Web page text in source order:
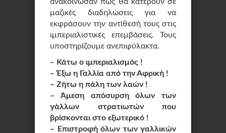
μαζικές διαδηλώσεις για να
εκφράσουν την αντίθεσή τους στις
ιμπεριαλιστικές επεμβάσεις. Τους
υποστηρίζουμε ανεπιφύλακτα.
– Κάτω ο ιμπεριαλισμός !
– Έξω η Γαλλία από την Αφρική !
– Ζήτω η πάλη των λαών !
– Άμεση απόσυρση όλων των
γάλλων στρατιωτών που
βρίσκονται στο εξωτερικό !
– Επιστροφή όλων των γαλλικών